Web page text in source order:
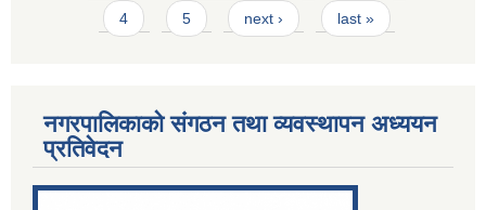
4 5 next › last »
नगरपालिकाको संगठन तथा व्यवस्थापन अध्ययन
प्रतिवेदन